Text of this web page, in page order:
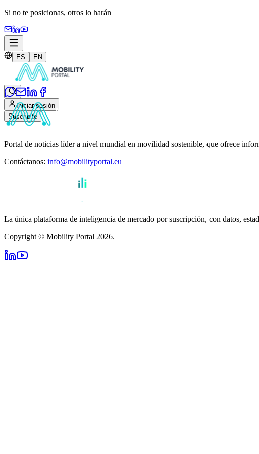
Si no te posicionas, otros lo harán
ES EN
Iniciar sesión
Suscribite
Portal de noticias líder a nivel mundial en movilidad sostenible, que ofrece
Contáctanos: info@mobilityportal.eu
La única plataforma de inteligencia de mercado por suscripción, con datos,
Copyright © Mobility Portal 2026.